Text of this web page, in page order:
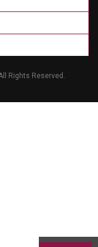
Rights Reserved.